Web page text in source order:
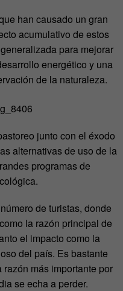
han causado un gran
acumulativo de estos
para mejorar
energético y una
de la naturaleza.
junto con el éxodo
alternativas de uso de la
programas de
de turistas, donde
la razón principal de
el impacto como la
del país. Es bastante
más importante por
se echa a perder.